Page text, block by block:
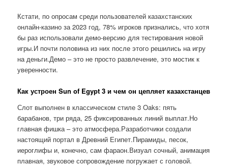
Кстати, по опросам среди пользователей казахстанских
онлайн-казино за 2023 год, 78% игроков признались, что хотя
бы раз использовали демо-версию для тестирования новой
игры.И почти половина из них после этого решились на игру
на деньги.Демо – это не просто развлечение, это мостик к
уверенности.
Как устроен Sun of Egypt 3 и чем он цепляет казахстанцев
Слот выполнен в классическом стиле 3 Oaks: пять
барабанов, три ряда, 25 фиксированных линий выплат.Но
главная фишка – это атмосфера.Разработчики создали
настоящий портал в Древний Египет.Пирамиды, песок,
иероглифы и, конечно, сам фараон.Визуал сочный, анимация
плавная, звуковое сопровождение погружает с головой.